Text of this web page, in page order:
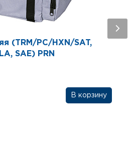
(TRM/PC/HXN/SAT,
SAE) PRN
В корзину